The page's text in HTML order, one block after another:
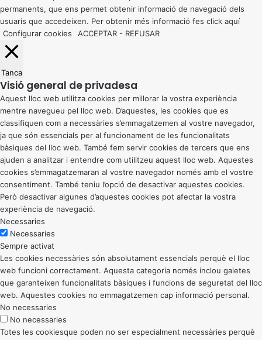
permanents, que ens permet obtenir informació de navegació dels
usuaris que accedeixen. Per obtenir més informació fes click aquí
Configurar cookies
ACCEPTAR - REFUSAR
Tanca
Visió general de privadesa
Aquest lloc web utilitza cookies per millorar la vostra experiència
mentre navegueu pel lloc web. D’aquestes, les cookies que es
classifiquen com a necessàries s’emmagatzemen al vostre navegador,
ja que són essencials per al funcionament de les funcionalitats
bàsiques del lloc web. També fem servir cookies de tercers que ens
ajuden a analitzar i entendre com utilitzeu aquest lloc web. Aquestes
cookies s’emmagatzemaran al vostre navegador només amb el vostre
consentiment. També teniu l’opció de desactivar aquestes cookies.
Però desactivar algunes d’aquestes cookies pot afectar la vostra
experiència de navegació.
Necessaries
Necessaries
Sempre activat
Les cookies necessàries són absolutament essencials perquè el lloc
web funcioni correctament. Aquesta categoria només inclou galetes
que garanteixen funcionalitats bàsiques i funcions de seguretat del lloc
web. Aquestes cookies no emmagatzemen cap informació personal.
No necessaries
No necessaries
Totes les cookiesque poden no ser especialment necessàries perquè